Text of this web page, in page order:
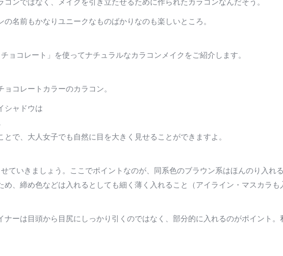
ンではなく、メイクを引き立たせるために作られたカラコンなんだそう。
名前もかなりユニークなものばかりなのも楽しいところ。
ョコレート」を使ってナチュラルなカラコンメイクをご紹介します。
コレートカラーのカラコン。
シャドウは
で、大人女子でも自然に目を大きく見せることができますよ。
ていきましょう。ここでポイントなのが、同系色のブラウン系はほんのり入れ
、締め色などは入れるとしても細く薄く入れること（アイライン・マスカラも
ーは目頭から目尻にしっかり引くのではなく、部分的に入れるのがポイント。